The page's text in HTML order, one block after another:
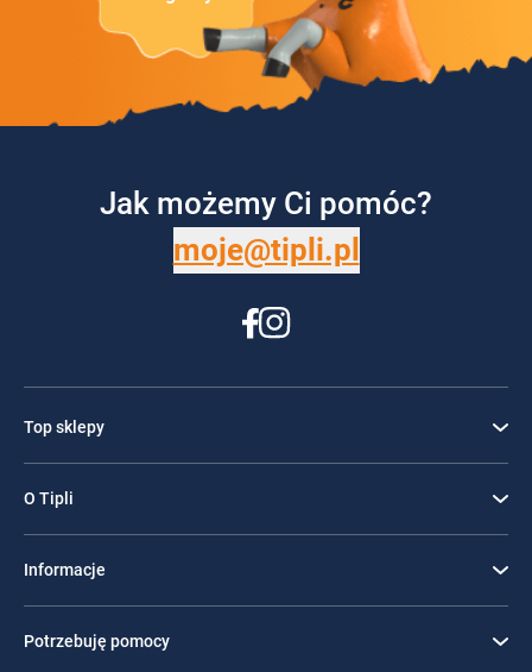
Jak możemy Ci pomóc?
moje@tipli.pl
Top sklepy
O Tipli
Informacje
Potrzebuję pomocy